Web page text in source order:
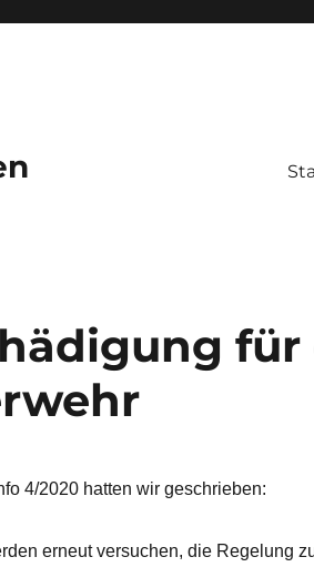
für
4/2020 hatten wir geschrieben:
erneut versuchen, die Regelung